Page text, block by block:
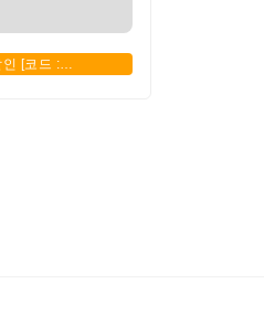
[코드 :